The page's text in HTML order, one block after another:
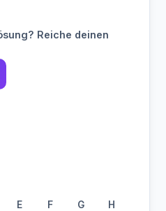
Reiche deinen
E F G H